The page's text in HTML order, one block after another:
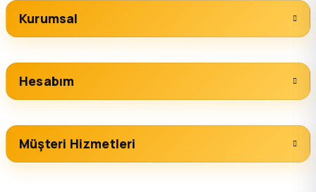
Kurumsal
Hesabım
Müşteri Hizmetleri